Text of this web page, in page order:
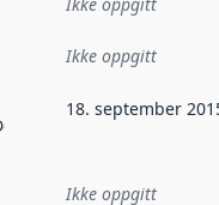
:
Ikke oppgitt
datoen sier når
18. september
Ikke oppgitt